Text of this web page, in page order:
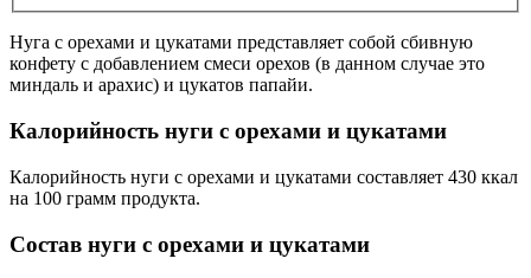
Нуга с орехами и цукатами представляет собой сбивную
конфету с добавлением смеси орехов (в данном случае это
миндаль и арахис) и цукатов папайи.
Калорийность нуги с орехами и цукатами
Калорийность нуги с орехами и цукатами составляет 430 ккал
на 100 грамм продукта.
Состав нуги с орехами и цукатами